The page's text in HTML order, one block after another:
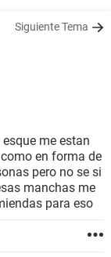
Siguiente Tema
me estan
en forma de
pero no se si
manchas me
para eso